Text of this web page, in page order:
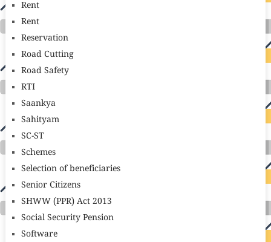
Rent
Rent
Reservation
Road Cutting
Road Safety
RTI
Saankya
Sahityam
SC-ST
Schemes
Selection of beneficiaries
Senior Citizens
SHWW (PPR) Act 2013
Social Security Pension
Software